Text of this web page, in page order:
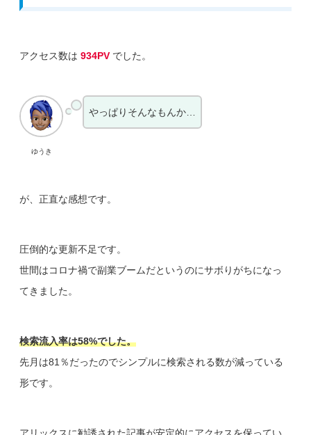
アクセス数は934PV でした。
ゆうき
やっぱりそんなもんか…
が、正直な感想です。
圧倒的な更新不足です。
世間はコロナ禍で副業ブームだというのにサボりがちになっ
てきました。
検索流入率は58%でした。
先月は81％だったのでシンプルに検索される数が減っている
形です。